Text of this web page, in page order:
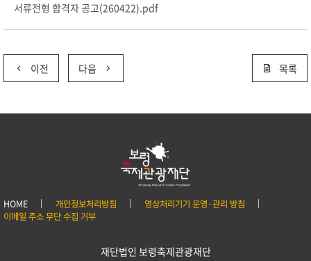
서류전형 합격자 공고(260422).pdf
이전 다음 목록
HOME 개인정보처리방침
영상처리기기 운영·관리 방침
이메일 주소 무단 수집 거부
재단법인 보령축제관광재단